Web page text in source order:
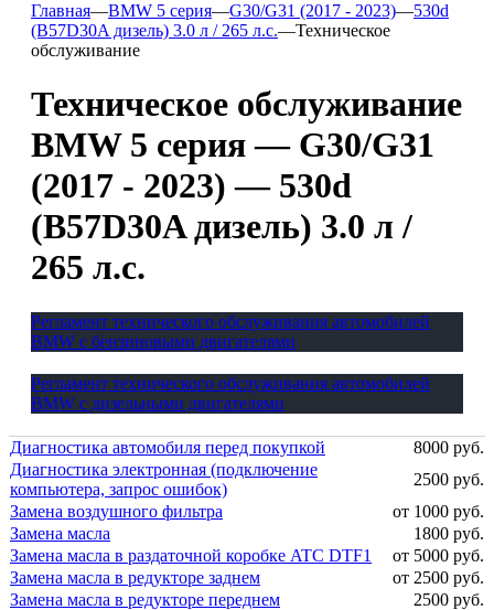
Главная—BMW 5 серия—G30/G31 (2017 - 2023)—530d
(B57D30A дизель) 3.0 л / 265 л.с.—Техническое
обслуживание
Техническое обслуживание
BMW 5 серия — G30/G31
(2017 - 2023) — 530d
(B57D30A дизель) 3.0 л /
265 л.с.
Регламент технического обслуживания автомобилей
BMW с бензиновыми двигателями
Регламент технического обслуживания автомобилей
BMW с дизельными двигателями
Диагностика автомобиля перед покупкой
8000 руб.
Диагностика электронная (подключение
компьютера, запрос ошибок)
2500 руб.
Замена воздушного фильтра
от 1000 руб.
Замена масла
1800 руб.
Замена масла в раздаточной коробке ATC DTF1
от 5000 руб.
Замена масла в редукторе заднем
от 2500 руб.
Замена масла в редукторе переднем
2500 руб.